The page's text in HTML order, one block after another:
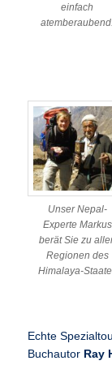
einfach
Unser Nepal-
Experte Markus
berät Sie zu
Regionen des
Himalaya-
Echte
Buchautor Ray